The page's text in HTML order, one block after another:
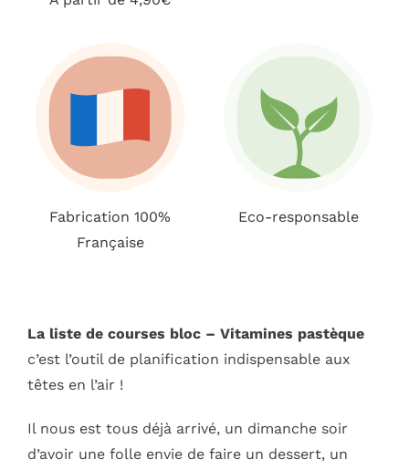
Fabrication 100%
Française
Eco-responsable
La liste de courses bloc – Vitamines pastèque
c’est l’outil de planification indispensable aux
têtes en l’air !
Il nous est tous déjà arrivé, un dimanche soir
d’avoir une folle envie de faire un dessert, un